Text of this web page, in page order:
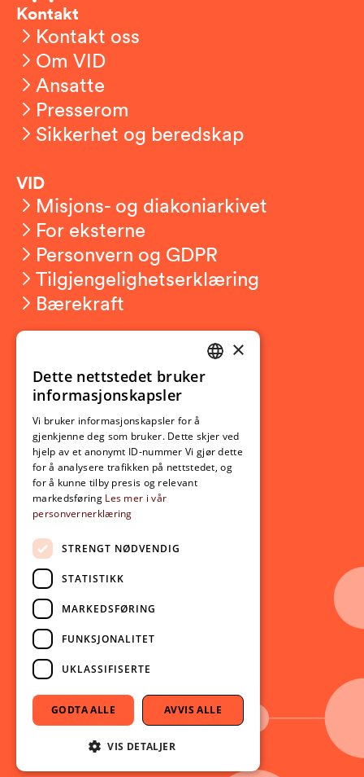
Kontakt
Kontakt oss
Om VID
Ansatte
Presserom
Sikkerhet og beredskap
VID
Misjons- og diakoniarkivet
For eksterne
Personvern og GDPR
Tilgjengelighetserklæring
Bærekraft
Ny student
Utveksling
Opptak
Lov- og regelverk
Aktuelt
Nyheter
Arrangementer
Nyhetsbrev
Ledige stillinger
Følg oss på sosiale medier:
Facebook
Instagram
Youtube
LinkedIn
TikTok
NORWEGIAN
×
Dette nettstedet bruker
informasjonskapsler
Vi bruker informasjonskapsler for å
gjenkjenne deg som bruker. Dette skjer ved
hjelp av et anonymt ID-nummer Vi gjør dette
for å analysere trafikken på nettstedet, og
for å kunne tilby presis og relevant
markedsføring Les mer i vår
personvernerklæring
STRENGT NØDVENDIG
STATISTIKK
MARKEDSFØRING
FUNKSJONALITET
UKLASSIFISERTE
GODTA ALLE AVVIS ALLE
VIS DETALJER